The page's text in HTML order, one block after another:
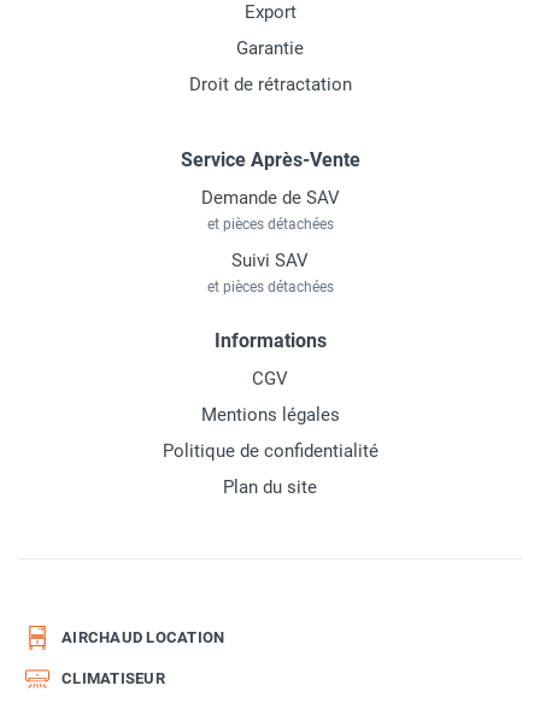
Export
Garantie
Droit de rétractation
Service Après-Vente
Demande de SAV
et pièces détachées
Suivi SAV
et pièces détachées
Informations
CGV
Mentions légales
Politique de confidentialité
Plan du site
AIRCHAUD LOCATION
CLIMATISEUR